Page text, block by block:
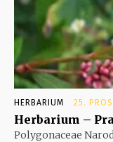
HERBARIUM 25.
Herbarium –
Polygonaceae